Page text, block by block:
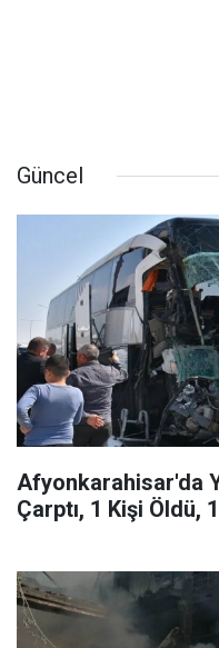
Güncel
Afyonkarahisar'da
Çarptı, 1 Kişi Öldü,